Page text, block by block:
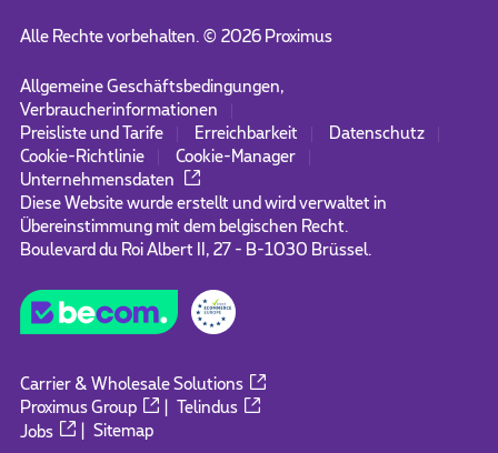
Alle Rechte vorbehalten. © 2026Proximus
Allgemeine Geschäftsbedingungen,
Verbraucherinformationen
Preisliste und Tarife
Erreichbarkeit
Datenschutz
Cookie-Richtlinie
Cookie-Manager
Unternehmensdaten
Diese Website wurde erstellt und wird verwaltet in
Übereinstimmung mit dem belgischen Recht.
Boulevard du Roi Albert II, 27 - B-1030 Brüssel.
Carrier & Wholesale Solutions
Proximus Group
Telindus
Jobs
|Sitemap